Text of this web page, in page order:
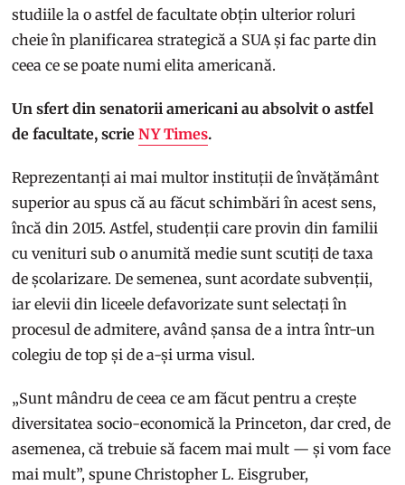
studiile la o astfel de facultate obțin ulterior roluri
cheie în planificarea strategică a SUA și fac parte din
ceea ce se poate numi elita americană.
Un sfert din senatorii americani au absolvit o astfel
de facultate, scrieNY Times.
Reprezentanți ai mai multor instituții de învățământ
superior au spus că au făcut schimbări în acest sens,
încă din 2015. Astfel, studenții care provin din familii
cu venituri sub o anumită medie sunt scutiți de taxa
de școlarizare. De semenea, sunt acordate subvenții,
iar elevii din liceele defavorizate sunt selectați în
procesul de admitere, având șansa de a intra într-un
colegiu de top și de a-și urma visul.
„Sunt mândru de ceea ce am făcut pentru a crește
diversitatea socio-economică la Princeton, dar cred, de
asemenea, că trebuie să facem mai mult — și vom face
mai mult”, spune Christopher L. Eisgruber,